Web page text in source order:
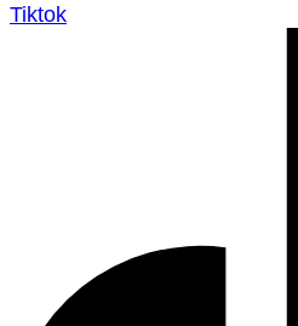
Tiktok